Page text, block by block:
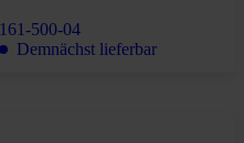
161-500-04
Demnächst lieferbar